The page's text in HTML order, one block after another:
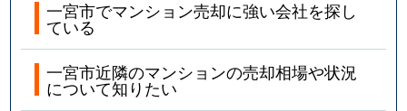
一宮市でマンション売却に強い会社を探し
ている
一宮市近隣のマンションの売却相場や状況
について知りたい